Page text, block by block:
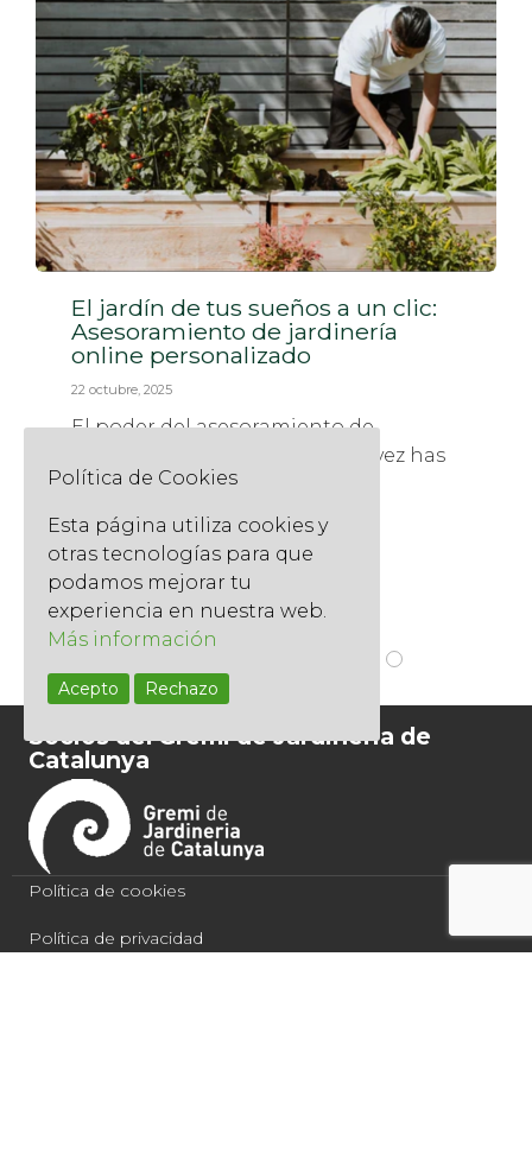
El jardín de tus sueños a un clic:
Asesoramiento de jardinería
online personalizado
22 octubre, 2025
El poder del asesoramiento de
jardinería a distancia ¿Alguna vez has
buscado en Google: "¿Por...
Read More
Socios del Gremi de Jardineria de
Catalunya
Política de cookies
Política de privacidad
Política de Cookies
Esta página utiliza cookies y
otras tecnologías para que
podamos mejorar tu
experiencia en nuestra web.
Más información
Acepto Rechazo